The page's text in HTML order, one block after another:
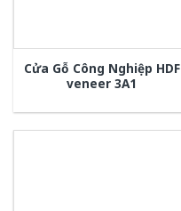
Cửa Gỗ Công Nghiệp HDF
veneer 3A1